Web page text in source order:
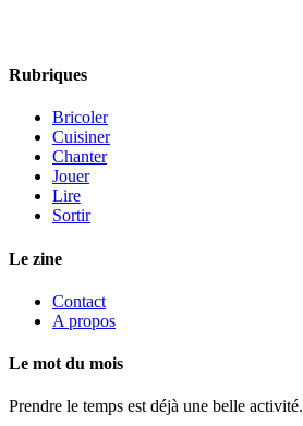
Rubriques
Bricoler
Cuisiner
Chanter
Jouer
Lire
Sortir
Le zine
Contact
A propos
Le mot du mois
Prendre le temps est déjà une belle activité.